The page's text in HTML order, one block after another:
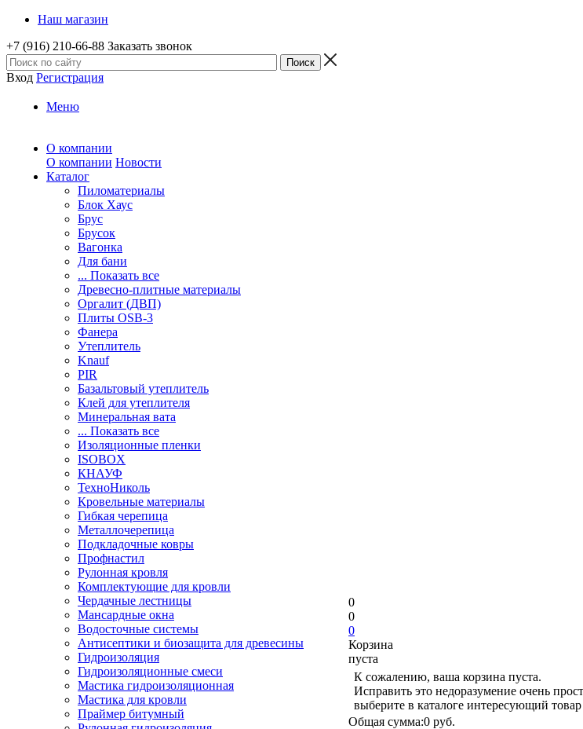
Наш магазин
+7 (916) 210-66-88 Заказать звонок
Вход Регистрация
Меню
О компании
О компании Новости
Каталог
Пиломатериалы
Блок Хаус
Брус
Брусок
Вагонка
Для бани
... Показать все
Древесно-плитные материалы
Оргалит (ДВП)
Плиты OSB-3
Фанера
Утеплитель
Knauf
PIR
Базальтовый утеплитель
Клей для утеплителя
Минеральная вата
... Показать все
Изоляционные пленки
ISOBOX
КНАУФ
ТехноНиколь
Кровельные материалы
Гибкая черепица
Металлочерепица
Подкладочные ковры
Профнастил
Рулонная кровля
Комплектующие для кровли
Чердачные лестницы
Мансардные окна
Водосточные системы
Антисептики и биозащита для древесины
Гидроизоляция
Гидроизоляционные смеси
Мастика гидроизоляционная
Мастика для кровли
Праймер битумный
0
0
0
Корзина
пуста
К сожалению, ваша корзина пуста.
Исправить это недоразумение очень
выберите в каталоге интересующий
Общая сумма:0 руб.